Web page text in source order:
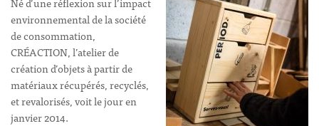
environnemental de la société
de consommation,
CRÉACTION, l’atelier de
création d’objets à partir de
matériaux récupérés, recyclés,
et revalorisés, voit le jour en
janvier 2014.